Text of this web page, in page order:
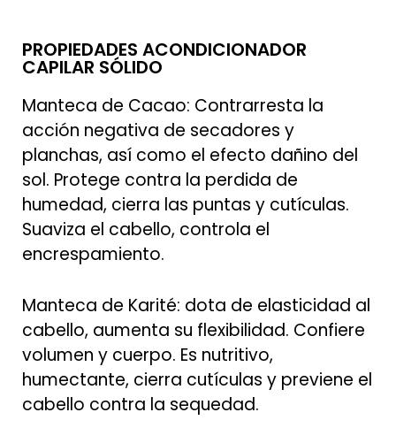
PROPIEDADES ACONDICIONADOR
CAPILAR SÓLIDO
Manteca de Cacao: Contrarresta la
acción negativa de secadores y
planchas, así como el efecto dañino del
sol. Protege contra la perdida de
humedad, cierra las puntas y cutículas.
Suaviza el cabello, controla el
encrespamiento.
Manteca de Karité: dota de elasticidad al
cabello, aumenta su flexibilidad. Confiere
volumen y cuerpo. Es nutritivo,
humectante, cierra cutículas y previene el
cabello contra la sequedad.